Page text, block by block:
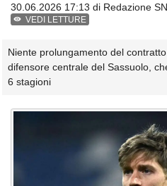
30.06.2026 17:13 di Redazione SN
VEDI LETTURE
Niente prolungamento del
difensore centrale del Sassuolo,
6 stagioni